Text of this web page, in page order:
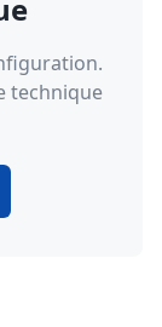
technique